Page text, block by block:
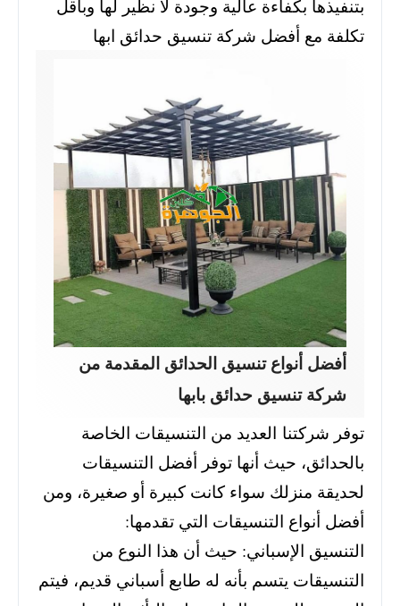
بتنفيذها بكفاءة عالية وجودة لا نظير لها وبأقل
تكلفة مع أفضل شركة تنسيق حدائق ابها
أفضل أنواع تنسيق الحدائق المقدمة من
شركة تنسيق حدائق بابها
توفر شركتنا العديد من التنسيقات الخاصة
بالحدائق، حيث أنها توفر أفضل التنسيقات
لحديقة منزلك سواء كانت كبيرة أو صغيرة، ومن
أفضل أنواع التنسيقات التي تقدمها:
التنسيق الإسباني: حيث أن هذا النوع من
التنسيقات يتسم بأنه له طابع أسباني قديم، فيتم